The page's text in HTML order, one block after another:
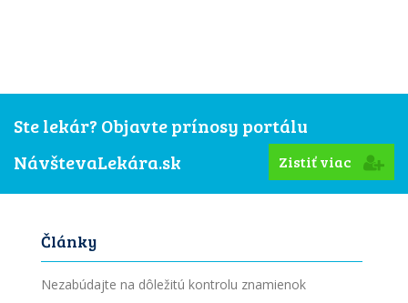
Ste lekár? Objavte prínosy portálu
NávštevaLekára.sk
Zistiť viac
Články
Nezabúdajte na dôležitú kontrolu znamienok